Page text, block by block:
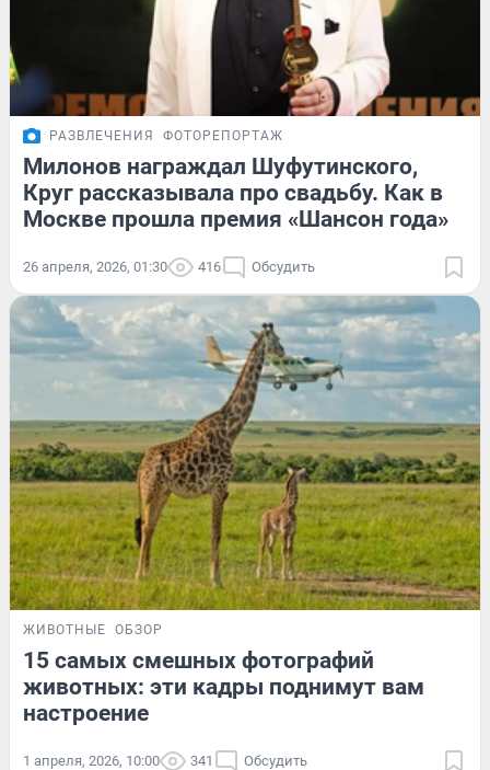
РАЗВЛЕЧЕНИЯ ФОТОРЕПОРТАЖ
Милонов награждал Шуфутинского,
Круг рассказывала про свадьбу. Как в
Москве прошла премия «Шансон года»
26 апреля, 2026, 01:30 416 Обсудить
ЖИВОТНЫЕ ОБЗОР
15 самых смешных фотографий
животных: эти кадры поднимут вам
настроение
1 апреля, 2026, 10:00 341 Обсудить